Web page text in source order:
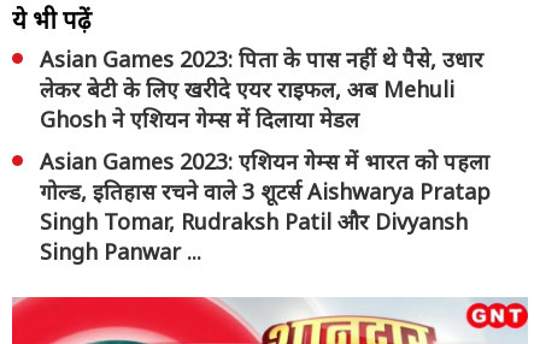
ये भी पढ़ें
Asian Games 2023: पिता के पास नहीं थे पैसे, उधार
लेकर बेटी के लिए खरीदे एयर राइफल, अब Mehuli
Ghosh ने एशियन गेम्स में दिलाया मेडल
Asian Games 2023: एशियन गेम्स में भारत को पहला
गोल्ड, इतिहास रचने वाले 3 शूटर्स Aishwarya Pratap
Singh Tomar, Rudraksh Patil और Divyansh
Singh Panwar ...